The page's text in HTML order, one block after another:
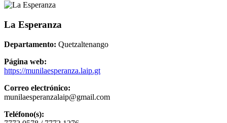
La Esperanza
Departamento: Quetzaltenango
Página web:
https://munilaesperanza.laip.gt
Correo electrónico:
munilaesperanzalaip@gmail.com
Teléfono(s):